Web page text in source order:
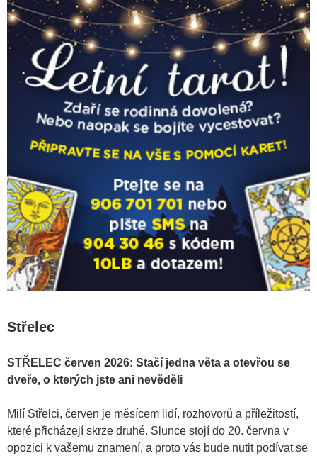
Střelec
STŘELEC červen 2026: Stačí jedna věta a otevřou se
dveře, o kterých jste ani nevěděli
Milí Střelci, červen je měsícem lidí, rozhovorů a příležitostí,
které přicházejí skrze druhé. Slunce stojí do 20. června v
opozici k vašemu znamení, a proto vás bude nutit podívat se